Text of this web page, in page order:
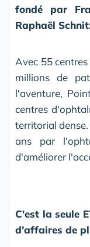
fondé par
Raphaël
Avec 55
millions de
l'aventure,
centres
territorial
ans par
d'améliorer
C'est la seule
d'affaires de